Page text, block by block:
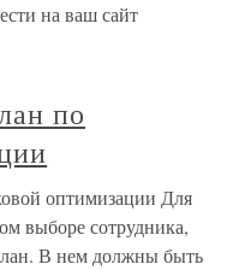
на ваш сайт
по
оптимизации Для
выборе сотрудника,
В нем должны быть